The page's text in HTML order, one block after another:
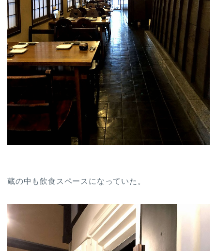
蔵の中も飲食スペースになっていた。